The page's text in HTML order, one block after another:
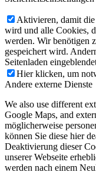
Aktivieren, damit die
wird und alle Cookies,
werden. Wir benötigen
gespeichert wird.
Seitenladen
Hier klicken, um
Andere externe Dienste
We also use different
Google Maps, and
möglicherweise
können Sie diese hier
Deaktivierung dieser
unserer Webseite
werden nach einem